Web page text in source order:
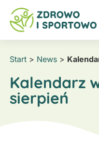
Start > News >
Kalendarz
sierpień